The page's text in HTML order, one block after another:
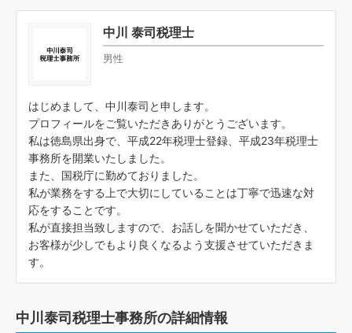
中川 泰司税理士
男性
はじめまして、中川泰司と申します。
プロフィールをご覧いただきありがとうございます。
私は徳島県出身で、平成22年税理士登録、平成23年税理士
事務所を開業いたしました。
また、国税庁に勤めておりました。
私が業務をする上で大切にしていることは丁寧で迅速な対
応をすることです。
私が直接担当致しますので、お話しを聞かせていただき、
お客様が少しでもより良くなるよう支援させていただきま
す。
中川泰司税理士事務所の詳細情報